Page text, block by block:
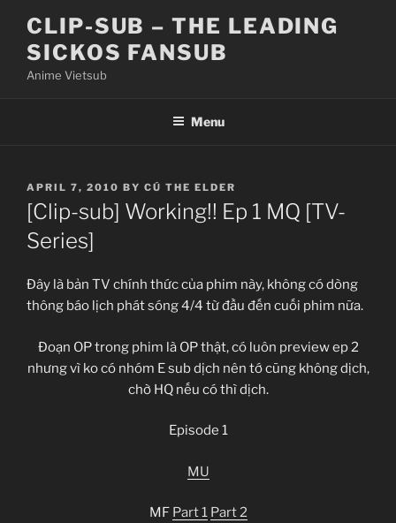
content
CLIP-SUB – THE LEADING
SICKOS FANSUB
Anime Vietsub
Menu
POSTED
ON
APRIL 7, 2010 BY CÚ THE ELDER
[Clip-sub] Working!! Ep 1 MQ [TV-
Series]
Đây là bản TV chính thức của phim này, không có dòng
thông báo lịch phát sóng 4/4 từ đầu đến cuối phim nữa.
Đoạn OP trong phim là OP thật, có luôn preview ep 2
nhưng vì ko có nhóm E sub dịch nên tớ cũng không dịch,
chờ HQ nếu có thì dịch.
Episode 1
MU
MF Part 1 Part 2